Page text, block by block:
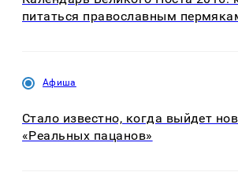
питаться православным
Афиша
Стало известно, когда выйдет
«Реальных пацанов»